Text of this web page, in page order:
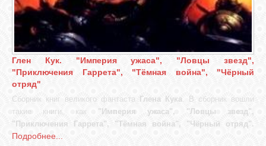
Глен Кук. "Империя ужаса", "Ловцы звезд",
"Приключения Гаррета", "Тёмная война", "Чёрный
отряд"
Сборник книг великого фантаста Глена Кука. В сборник вошли
такие книги, как "Империя ужаса", "Ловцы звезд",
"Приключения Гаррета", "Тёмная война", "Чёрный отряд".
Подробнее...